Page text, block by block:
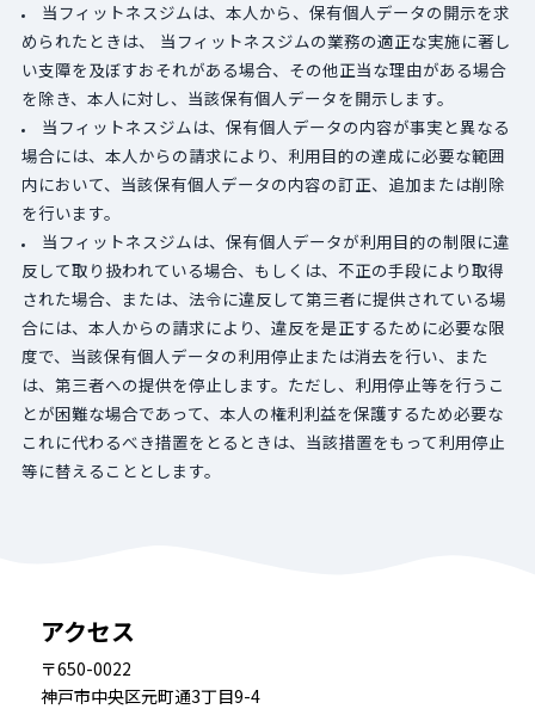
当フィットネスジムは、本人から、保有個人データの開示を求
められたときは、 当フィットネスジムの業務の適正な実施に著し
い支障を及ぼすおそれがある場合、その他正当な理由がある場合
を除き、本人に対し、当該保有個人データを開示します。
当フィットネスジムは、保有個人データの内容が事実と異なる
場合には、本人からの請求により、利用目的の達成に必要な範囲
内において、当該保有個人データの内容の訂正、追加または削除
を行います。
当フィットネスジムは、保有個人データが利用目的の制限に違
反して取り扱われている場合、もしくは、不正の手段により取得
された場合、または、法令に違反して第三者に提供されている場
合には、本人からの請求により、違反を是正するために必要な限
度で、当該保有個人データの利用停止または消去を行い、また
は、第三者への提供を停止します。ただし、利用停止等を行うこ
とが困難な場合であって、本人の権利利益を保護するため必要な
これに代わるべき措置をとるときは、当該措置をもって利用停止
等に替えることとします。
アクセス
〒650-0022
神戸市中央区元町通3丁目9-4